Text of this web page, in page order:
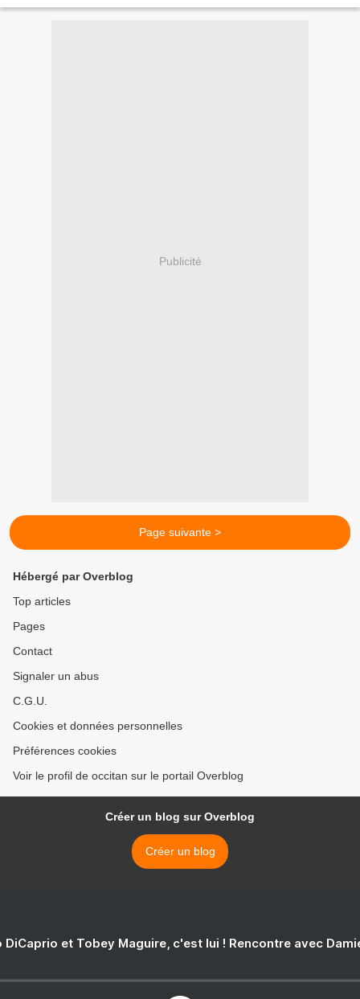
Publicité
Page suivante >
Hébergé par Overblog
Top articles
Pages
Contact
Signaler un abus
C.G.U.
Cookies et données personnelles
Préférences cookies
Voir le profil de occitan sur le portail Overblog
Créer un blog sur Overblog
Créer un blog
DiCaprio et Tobey Maguire, c'est lui ! Rencontre avec